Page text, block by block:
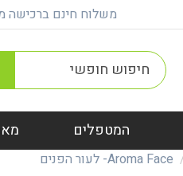
משלוח חינם ברכישה מעל 299ש"ח בדואר רשוםן מתנה על כל רכישה
המטפלים
Aroma Face- לעור הפנים